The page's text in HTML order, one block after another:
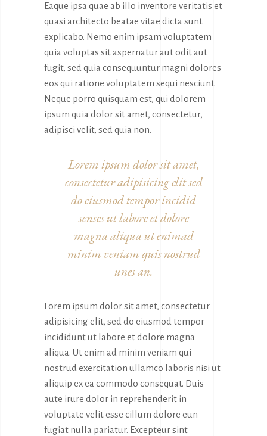
Eaque ipsa quae ab illo inventore veritatis et
quasi architecto beatae vitae dicta sunt
explicabo. Nemo enim ipsam voluptatem
quia voluptas sit aspernatur aut odit aut
fugit, sed quia consequuntur magni dolores
eos qui ratione voluptatem sequi nesciunt.
Neque porro quisquam est, qui dolorem
ipsum quia dolor sit amet, consectetur,
adipisci velit, sed quia non.
Lorem ipsum dolor sit amet,
consectetur adipisicing elit sed
do eiusmod tempor incidid
senses ut labore et dolore
magna aliqua ut enimad
minim veniam quis nostrud
unes an.
Lorem ipsum dolor sit amet, consectetur
adipisicing elit, sed do eiusmod tempor
incididunt ut labore et dolore magna
aliqua. Ut enim ad minim veniam qui
nostrud exercitation ullamco laboris nisi ut
aliquip ex ea commodo consequat. Duis
aute irure dolor in reprehenderit in
voluptate velit esse cillum dolore eun
fugiat nulla pariatur. Excepteur sint